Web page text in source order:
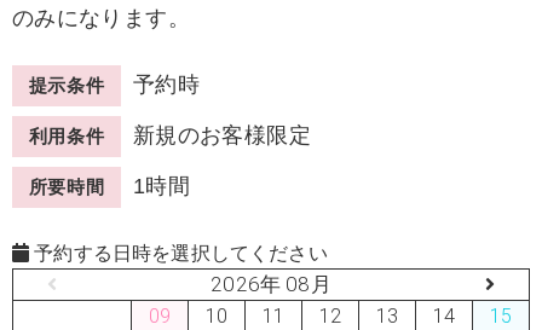
のみになります。
提示条件 予約時
利用条件 新規のお客様限定
所要時間 1時間
予約する日時を選択してください
2026年 08月
09
10
11
12
13
14
15